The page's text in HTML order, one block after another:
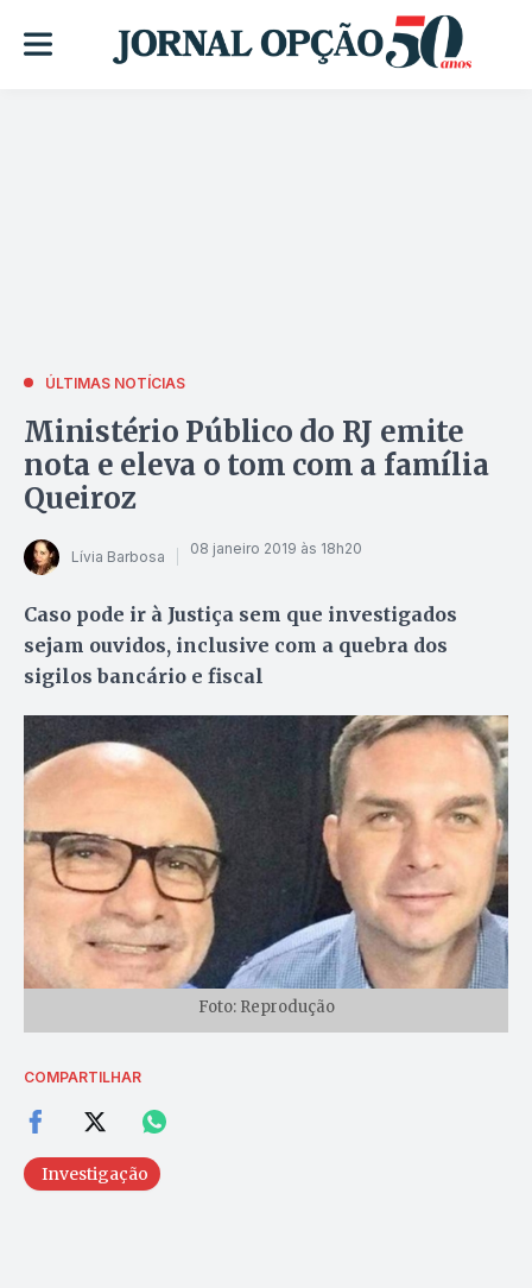
ÚLTIMAS NOTÍCIAS
Ministério Público do RJ emite
nota e eleva o tom com a família
Queiroz
Lívia Barbosa 08 janeiro 2019 às 18h20
Caso pode ir à Justiça sem que investigados
sejam ouvidos, inclusive com a quebra dos
sigilos bancário e fiscal
Foto: Reprodução
COMPARTILHAR
Investigação